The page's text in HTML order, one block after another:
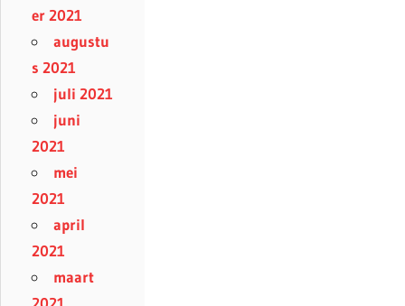
er 2021
augustu
s 2021
juli 2021
juni
2021
mei
2021
april
2021
maart